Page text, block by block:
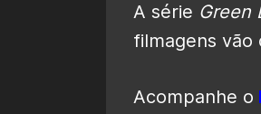
A série Green
filmagens vão
Acompanhe o